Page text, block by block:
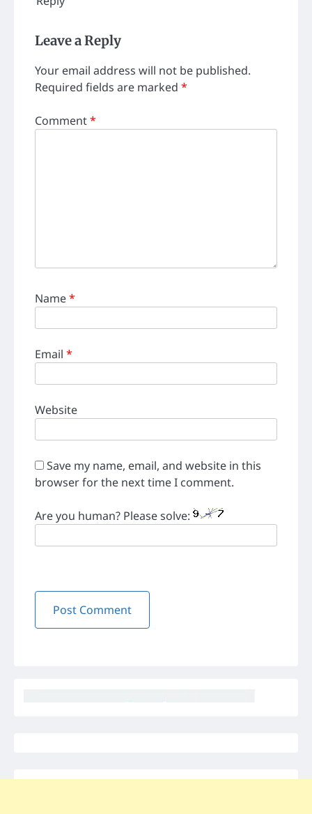
Leave a Reply
Your email address will not be published.
Required fields are marked *
Comment*
Name*
Email *
Website
Save my name, email, and website in this
browser for the next time I comment.
Are you human? Please solve: